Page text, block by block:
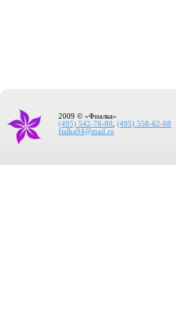
2009 © «Фиалка»
(495) 542-76-80
(495) 558-62-68
fialka94@mail.ru